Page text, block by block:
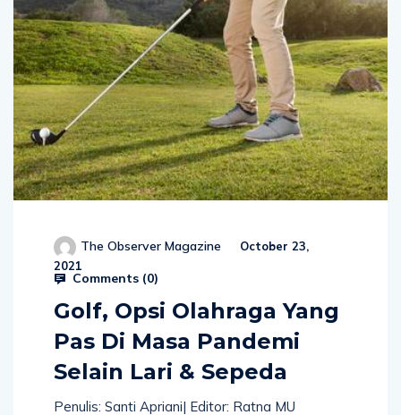
The Observer Magazine
October 23,
2021
Comments (0)
Golf, Opsi Olahraga Yang
Pas Di Masa Pandemi
Selain Lari & Sepeda
Penulis: Santi Apriani| Editor: Ratna MU